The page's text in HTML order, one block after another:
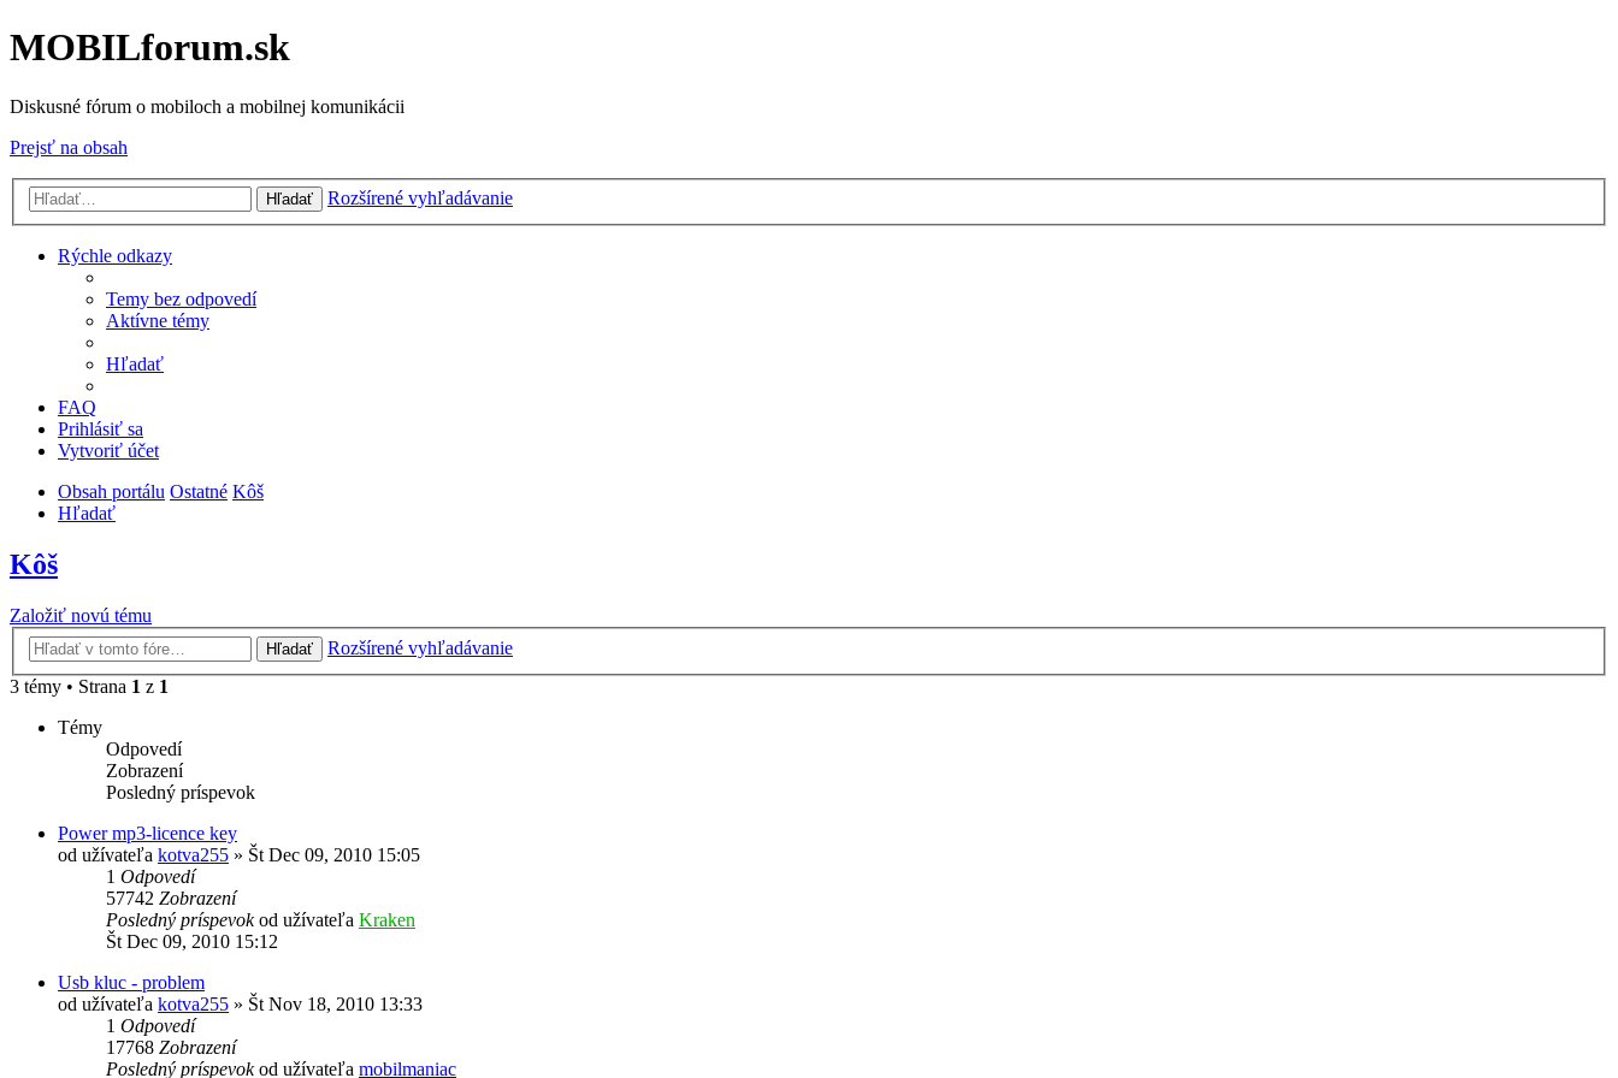
MOBILforum.sk
Diskusné fórum o mobiloch a mobilnej komunikácii
Prejsť na obsah
Hľadať Rozšírené vyhľadávanie
Rýchle odkazy
Temy bez odpovedí
Aktívne témy
Hľadať
FAQ
Prihlásiť sa
Vytvoriť účet
Obsah portálu Ostatné Kôš
Hľadať
Kôš
Založiť novú tému
Hľadať
Rozšírené vyhľadávanie
3 témy • Strana 1 z 1
Témy
Odpovedí
Zobrazení
Posledný príspevok
Power mp3-licence key
od užívateľa kotva255 » Št Dec 09, 2010 15:05
1 Odpovedí
57742 Zobrazení
Posledný príspevokod užívateľa Kraken
Št Dec 09, 2010 15:12
Usb kluc - problem
od užívateľa kotva255 » Št Nov 18, 2010 13:33
1 Odpovedí
17768 Zobrazení
Posledný príspevokod užívateľa mobilmaniac